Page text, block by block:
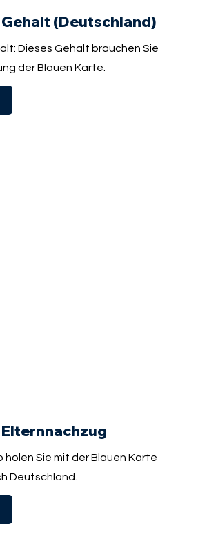
(Deutschland)
Dieses Gehalt brauchen Sie
der Blauen Karte.
holen Sie mit der Blauen Karte
Deutschland.